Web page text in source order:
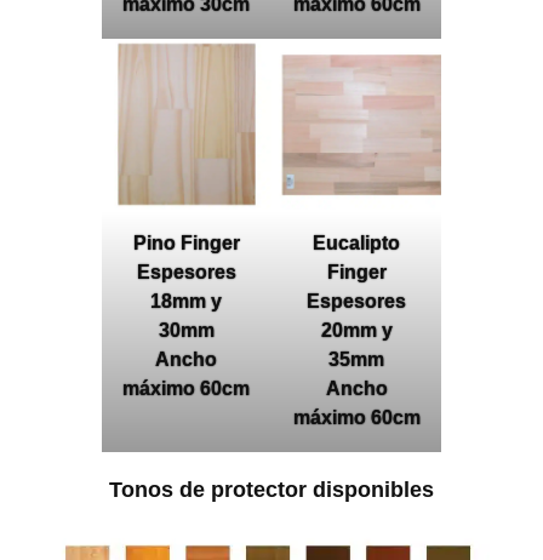
máximo 30cm
máximo 60cm
Pino Finger
Espesores
18mm y
30mm
Ancho
máximo 60cm
Eucalipto
Finger
Espesores
20mm y
35mm
Ancho
máximo 60cm
Tonos de protector disponibles